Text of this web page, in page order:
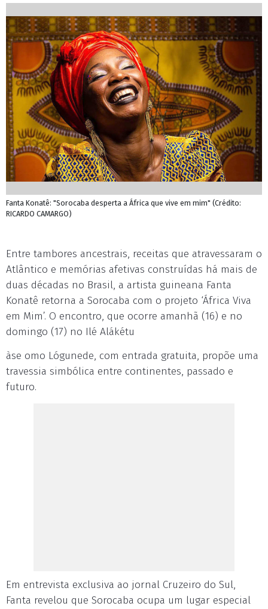
Fanta Konatê: "Sorocaba desperta a África que vive em mim" (Crédito:
RICARDO CAMARGO)
Entre tambores ancestrais, receitas que atravessaram o
Atlântico e memórias afetivas construídas há mais de
duas décadas no Brasil, a artista guineana Fanta
Konatê retorna a Sorocaba com o projeto ‘África Viva
em Mim’. O encontro, que ocorre amanhã (16) e no
domingo (17) no Ilé Alákétu
àse omo Lógunede, com entrada gratuita, propõe uma
travessia simbólica entre continentes, passado e
futuro.
Em entrevista exclusiva ao jornal Cruzeiro do Sul,
Fanta revelou que Sorocaba ocupa um lugar especial